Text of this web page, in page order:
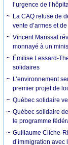
l’urgence de
La CAQ refuse de
vente d’armes et
Vincent Marissal
monnayé à un
Émilise Lessard-
solidaires
L’environnement
premier projet de
Québec solidaire
Québec solidaire
le programme
Guillaume Cliche-
d’immigration avec